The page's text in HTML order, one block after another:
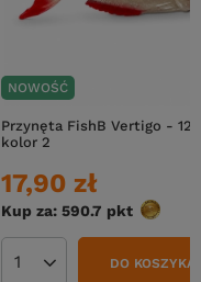
NOWOŚĆ
Przynęta FishB Vertigo -
kolor 2
17,90 zł
Kup za: 590.7 pkt
Ilość produktówDO KOSZYKA